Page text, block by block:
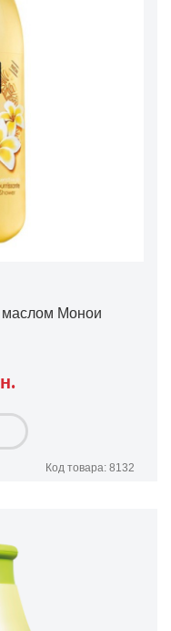
маслом Монои
Код товара: 8132